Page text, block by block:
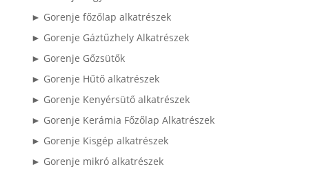
► Gorenje főzőlap alkatrészek
► Gorenje Gáztűzhely Alkatrészek
► Gorenje Gőzsütők
► Gorenje Hűtő alkatrészek
► Gorenje Kenyérsütő alkatrészek
► Gorenje Kerámia Főzőlap Alkatrészek
► Gorenje Kisgép alkatrészek
► Gorenje mikró alkatrészek